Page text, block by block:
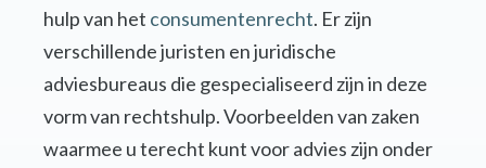
hulp van het consumentenrecht. Er zijn
verschillende juristen en juridische
adviesbureaus die gespecialiseerd zijn in deze
vorm van rechtshulp. Voorbeelden van zaken
waarmee u terecht kunt voor advies zijn onder